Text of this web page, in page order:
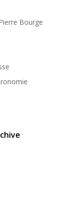
Bourge